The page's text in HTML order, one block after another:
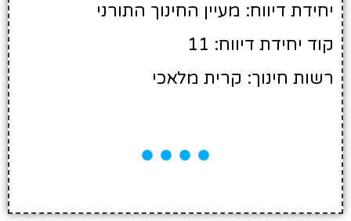
יחידת דיווח: מעיין החינוך התורני
קוד יחידת דיווח: 11
רשות חינוך: קרית מלאכי